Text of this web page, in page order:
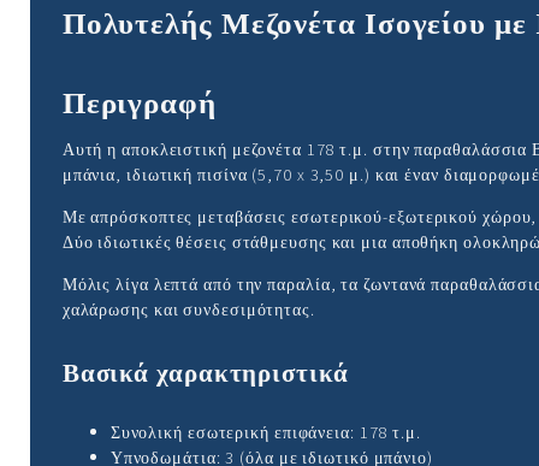
Πολυτελής Μεζονέτα Ισογείου
Περιγραφή
Αυτή η αποκλειστική μεζονέτα 178 τ.μ. στην παραθαλάσσια
μπάνια, ιδιωτική πισίνα (5,70 x 3,50 μ.) και έναν
Με απρόσκοπτες μεταβάσεις εσωτερικού-εξωτερικού χώρου,
Δύο ιδιωτικές θέσεις στάθμευσης και μια αποθήκη
Μόλις λίγα λεπτά από την παραλία, τα ζωντανά
χαλάρωσης και συνδεσιμότητας.
Βασικά χαρακτηριστικά
Συνολική εσωτερική επιφάνεια: 178 τ.μ.
Υπνοδωμάτια: 3 (όλα με ιδιωτικό μπάνιο)